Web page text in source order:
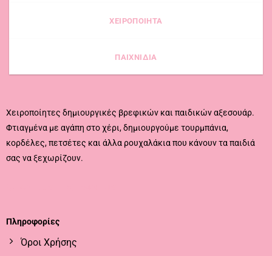
ΧΕΙΡΟΠΟΙΗΤΑ
ΠΑΙΧΝΙΔΙΑ
Χειροποίητες δημιουργικές βρεφικών και παιδικών αξεσουάρ.
Φτιαγμένα με αγάπη στο χέρι, δημιουργούμε τουρμπάνια,
κορδέλες, πετσέτες και άλλα ρουχαλάκια που κάνουν τα παιδιά
σας να ξεχωρίζουν.
Πληροφορίες
Όροι Χρήσης